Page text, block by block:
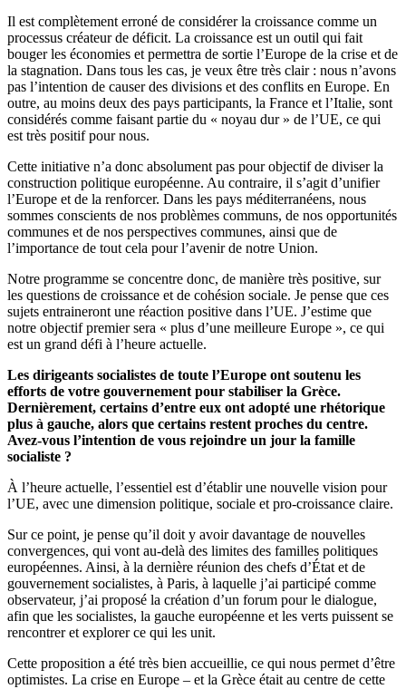
Il est complètement erroné de considérer la croissance comme un
processus créateur de déficit. La croissance est un outil qui fait
bouger les économies et permettra de sortie l’Europe de la crise et de
la stagnation. Dans tous les cas, je veux être très clair : nous n’avons
pas l’intention de causer des divisions et des conflits en Europe. En
outre, au moins deux des pays participants, la France et l’Italie, sont
considérés comme faisant partie du « noyau dur » de l’UE, ce qui
est très positif pour nous.
Cette initiative n’a donc absolument pas pour objectif de diviser la
construction politique européenne. Au contraire, il s’agit d’unifier
l’Europe et de la renforcer. Dans les pays méditerranéens, nous
sommes conscients de nos problèmes communs, de nos opportunités
communes et de nos perspectives communes, ainsi que de
l’importance de tout cela pour l’avenir de notre Union.
Notre programme se concentre donc, de manière très positive, sur
les questions de croissance et de cohésion sociale. Je pense que ces
sujets entraineront une réaction positive dans l’UE. J’estime que
notre objectif premier sera « plus d’une meilleure Europe », ce qui
est un grand défi à l’heure actuelle.
Les dirigeants socialistes de toute l’Europe ont soutenu les
efforts de votre gouvernement pour stabiliser la Grèce.
Dernièrement, certains d’entre eux ont adopté une rhétorique
plus à gauche, alors que certains restent proches du centre.
Avez-vous l’intention de vous rejoindre un jour la famille
socialiste ?
À l’heure actuelle, l’essentiel est d’établir une nouvelle vision pour
l’UE, avec une dimension politique, sociale et pro-croissance claire.
Sur ce point, je pense qu’il doit y avoir davantage de nouvelles
convergences, qui vont au-delà des limites des familles politiques
européennes. Ainsi, à la dernière réunion des chefs d’État et de
gouvernement socialistes, à Paris, à laquelle j’ai participé comme
observateur, j’ai proposé la création d’un forum pour le dialogue,
afin que les socialistes, la gauche européenne et les verts puissent se
rencontrer et explorer ce qui les unit.
Cette proposition a été très bien accueillie, ce qui nous permet d’être
optimistes. La crise en Europe – et la Grèce était au centre de cette